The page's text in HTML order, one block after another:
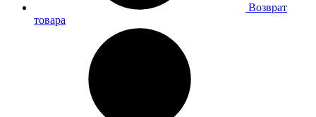
Возврат
товара